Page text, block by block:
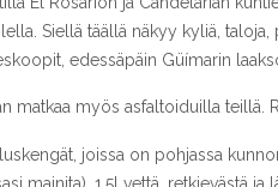
Siellä täällä näkyy kyliä,
edessäpäin Güímarin
matkaa myös asfaltoiduilla
joissa on pohjassa
mainita), 1,5l vettä, retkievästä ja